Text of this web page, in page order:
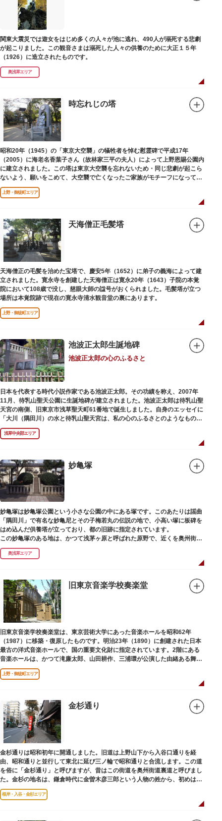
関東大震災では遊女をはじめ多くの人々が池に逃れ、490人が溺死する悲劇
が起こりました。この観音さまは溺死した人々の供養のために大正１５年
（1926）に造立されたものです。
奥浅草エリア
時忘れじの塔
昭和20年（1945）の「東京大空襲」の犠牲者を悼む慰霊碑で平成17年
（2005）に海老名香葉子さん（故林家三平の夫人）によって上野恩賜公園内
に建立されました。この塔は東京大空襲を忘れないため・同じ悲劇が起こら
ないよう、願いをこめて、大空襲で亡くなったご家族がモチーフになってい
る平和祈念母子像・時計塔です。
上野・御徒町エリア
天海僧正毛髪塔
天海僧正の毛髪を治めた宝塔で、慶安5年（1652）に弟子の義海によって建
立されました。寛永寺を創建した天海僧正は寛永20年（1643）子院の本覚
院において108歳で没し、慈眼大師の諡号がおくられました。毛髪塔が立つ
場所は本覚院跡で現在の寛永寺清水観音堂の裏にあります。
上野・御徒町エリア
池波正太郎生誕地碑
池波正太郎の心のふるさと
日本を代表する時代小説作家である池波正太郎。その功績を称え、2007年
11月、待乳山聖天公園に生誕地碑が建立されました。池波正太郎は待乳山聖
天宮の南側、旧東京市浅草聖天町61番地で誕生しました。自身のエッセイに
「大川（隅田川）の水と待乳山聖天宮は、私の心のふるさとのようなもの
だ」（『東京の情景「大川と待乳山聖天宮」』より）と記しており、小説の
舞台にも待乳山や近くの今戸、橋場などをたびたび登場させています。
浅草中央部エリア
妙亀塚
妙亀塚は妙亀塚公園という小さな公園の中にある塚です。このあたりは謡曲
「隅田川」で有名な妙亀尼とその子梅若丸の伝説の地で、小高い塚に板碑を
はめ込んだ供養塔が立っており、都の旧跡に指定されています。
この妙亀塚のある地は、かつて浅茅ヶ原と呼ばれた原野で、近くを奥州街道
が通じていました。妙亀塚は「梅若伝説」にちなんだ名称です。「梅若伝
説」とは平安時代、吉田少将惟房の子・梅若が、信夫藤太という人買いにさ
らわれ、都から奥州へつれて行かれる途中、重い病にかかりこの地に捨てら
田川岸で里人から梅若の死を知らされ、髪をおろして妙亀尼と称し庵を結ん
だ、という説話です。謡曲『隅田川』はこの伝説をもとにしています。
塚の上には板碑が祀られています。この板碑には「弘安十一年戊子五月二十
二日孝子敬白」と刻まれており、区内でも古いものです。しかし妙亀塚と板
碑との関係は、明らかではありません。
なお、隅田川の対岸、木母寺（墨田区堤通）境内には梅若にちなむ梅若塚
（都旧跡）があり、この妙亀塚と相対するものと考えられています。
奥浅草エリア
旧東京音楽学校奏楽堂
旧東京音楽学校奏楽堂は、東京芸術大学にあった音楽ホールを昭和62年
（1987）に移築・復原したものです。明治23年（1890）に創建された日本
最古の洋式音楽ホールで、国の重要文化財に指定されています。2階にある
音楽ホールは、かつて滝廉太郎、山田耕作、三浦環が公演した由緒ある舞台
です。
上野・御徒町エリア
金杉通り
金杉通りは昭和初年に開通しました。旧道は上野山下から入谷口通りを経
由、昭和通りと並行して東北に延び三ノ輪で昭和通りと合流します。この道
を俗に「金杉通り」と呼びますが、昔はこの街道を奥州街道裏道と呼びまし
た。金杉の地名は、鎌倉時代に金曽木彦三郎という人物の姓から、初めは金
曽木、それが金杉に変わったものとされています。
根岸・入谷・金杉エリア